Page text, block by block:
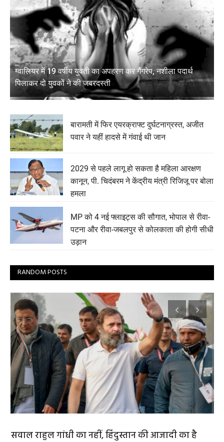
ग्वालियर में 19 वर्षीय युवती का अपहरण कर गैंगरेप, नशीला पदार्थ
पिलाकर दो युवकों ने की जबरदस्ती
बारामती में फिर एयरक्राफ्ट दुर्घटनाग्रस्त, अजीत
पवार ने यहीं हादसे में गंवाई थी जान
2029 से पहले लागू हो सकता है महिला आरक्षण
कानून, पी. चिदंबरम ने केंद्रीय मंत्री रिजिजू पर बोला
हमला
MP को 4 नई फ्लाइट्स की सौगात, भोपाल से रीवा-
पटना और रीवा-जबलपुर से कोलकाता की होगी सीधी
उड़ान
RANDOM POSTS
Adivasi: खनिज और वन्य सम्पदा के बदहाल मालिक